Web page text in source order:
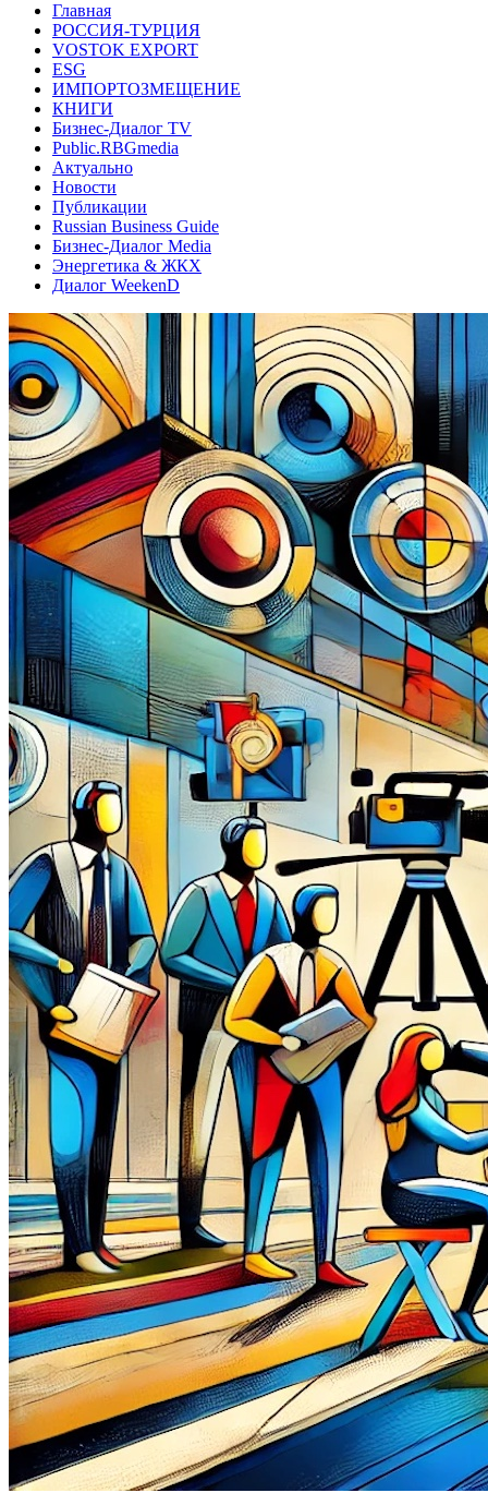
Главная
РОССИЯ-ТУРЦИЯ
VOSTOK EXPORT
ESG
ИМПОРТОЗМЕЩЕНИЕ
КНИГИ
Бизнес-Диалог TV
Public.RBGmedia
Актуально
Новости
Публикации
Russian Business Guide
Бизнес-Диалог Media
Энергетика & ЖКХ
Диалог WeekenD